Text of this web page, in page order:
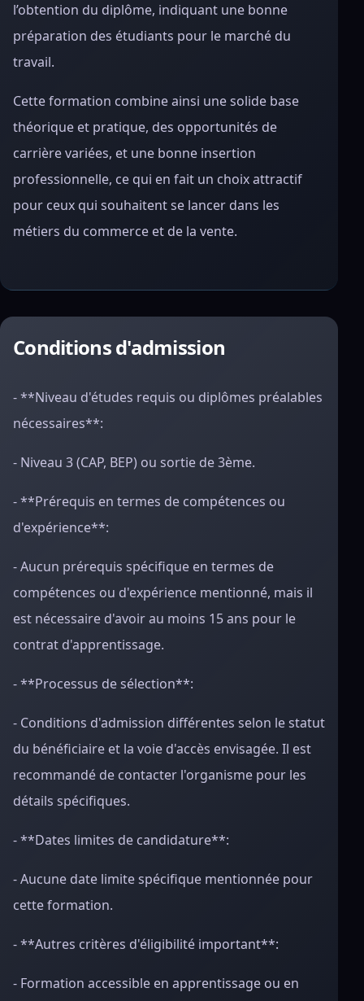
l’obtention du diplôme, indiquant une bonne
préparation des étudiants pour le marché du
travail.
Cette formation combine ainsi une solide base
théorique et pratique, des opportunités de
carrière variées, et une bonne insertion
professionnelle, ce qui en fait un choix attractif
pour ceux qui souhaitent se lancer dans les
métiers du commerce et de la vente.
Conditions d'admission
- **Niveau d'études requis ou diplômes préalables
nécessaires**:
- Niveau 3 (CAP, BEP) ou sortie de 3ème.
- **Prérequis en termes de compétences ou
d'expérience**:
- Aucun prérequis spécifique en termes de
compétences ou d'expérience mentionné, mais il
est nécessaire d'avoir au moins 15 ans pour le
contrat d'apprentissage.
- **Processus de sélection**:
- Conditions d'admission différentes selon le statut
du bénéficiaire et la voie d'accès envisagée. Il est
recommandé de contacter l'organisme pour les
détails spécifiques.
- **Dates limites de candidature**:
- Aucune date limite spécifique mentionnée pour
cette formation.
- **Autres critères d'éligibilité important**:
- Formation accessible en apprentissage ou en